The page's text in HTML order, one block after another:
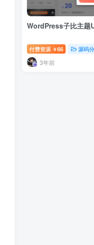
WordPress子比主题
付费资源 ￥66 源码
3年前